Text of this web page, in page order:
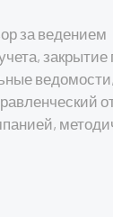
за ведением
закрытие
ведомости,